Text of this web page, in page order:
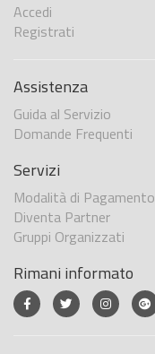
Accedi
Registrati
Assistenza
Guida al Servizio
Domande Frequenti
Servizi
Modalità di Pagamento
Diventa Partner
Gruppi Organizzati
Rimani informato